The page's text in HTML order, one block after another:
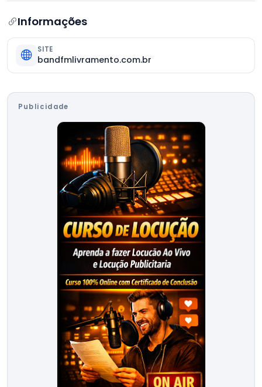
Informações
SITE
bandfmlivramento.com.br
Publicidade